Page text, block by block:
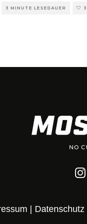
3 MINUTE LESEDAUER 3
Datenschutz|